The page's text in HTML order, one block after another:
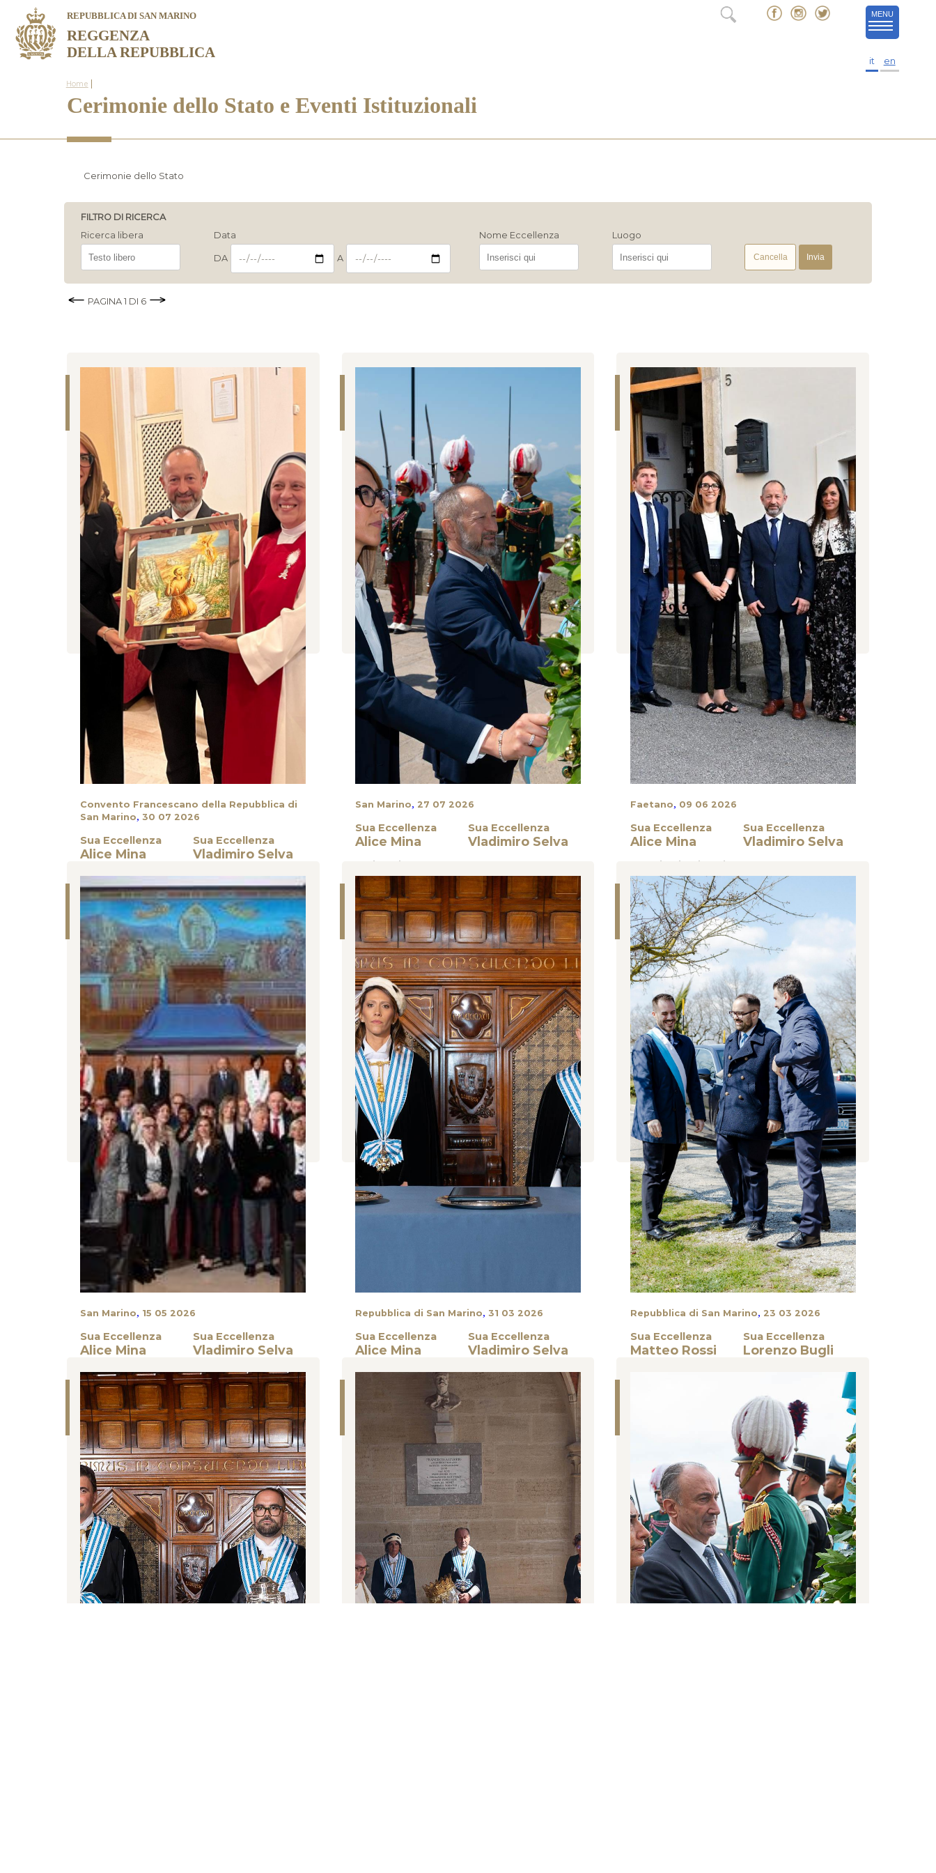
REPUBBLICA DI SAN MARINO
REGGENZA
DELLA REPUBBLICA
MENU
it en
Home
Cerimonie dello Stato e Eventi Istituzionali
Cerimonie dello Stato
FILTRO DI RICERCA
Ricerca libera
Data
DA A
Nome Eccellenza Luogo
PAGINA 1 DI 6
Convento Francescano della Repubblica di
San Marino, 30 07 2026
Sua Eccellenza
Alice Mina
Sua Eccellenza
Vladimiro Selva
Cerimonie e Eventi Istituzionali
GLI ECC. MI CAPITANI REGGENTI DONANO
L’OPERA PITTORICA “IL CAMMINO DI SAN
FRANCESCO” AL CONVENTO FRANCESCANO
San Marino, 27 07 2026
Sua Eccellenza
Alice Mina
Sua Eccellenza
Vladimiro Selva
UNA CERIMONIA COMMEMORATIVA PER LA
RICORRENZA SAMMARINESE DEL 28 LUGLIO
Faetano, 09 06 2026
Sua Eccellenza
Alice Mina
Sua Eccellenza
Vladimiro Selva
LA REGGENZA VICINO ALLE GIUNTE DI CASTELLO
San Marino, 15 05 2026
Sua Eccellenza
Alice Mina
Sua Eccellenza
Vladimiro Selva
Cerimonie Istituzionali
CERIMONIA DI NATURALIZZAZIONE DEL 16
MAGGIO 2026
Repubblica di San Marino, 31 03 2026
Sua Eccellenza
Alice Mina
Sua Eccellenza
Vladimiro Selva
Cerimonie Istituzionali
CERIMONIA DI INSEDIAMENTO DEGLI ECC. MI
CAPITANI REGGENTI ALICE MINA E VLADIMIRO
Repubblica di San Marino, 23 03 2026
Sua Eccellenza
Matteo Rossi
Sua Eccellenza
Lorenzo Bugli
GLI ECCELLENTISSIMI CAPITANI REGGENTI INSIEME
ALLA SEGRETERIA DI STATO PER L’ISTRUZIONE E
CULTURA E ALLA SEGRETERIA DI STATO PER IL
TERRITORIO E L’AMBIENTE INAUGURANO IL
“GIARDINO DELLE RADICI”